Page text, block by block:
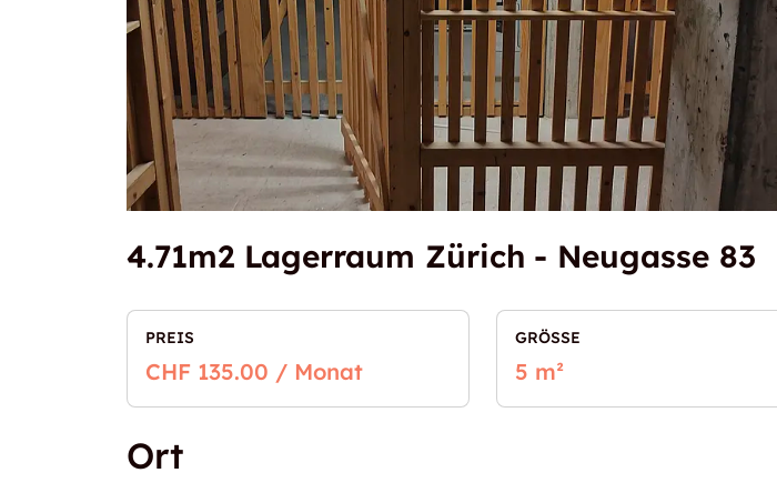
4.71m2 Lagerraum Zürich - Neugasse 83
PREIS
CHF 135.00 / Monat
GRÖSSE
5 m²
Ort